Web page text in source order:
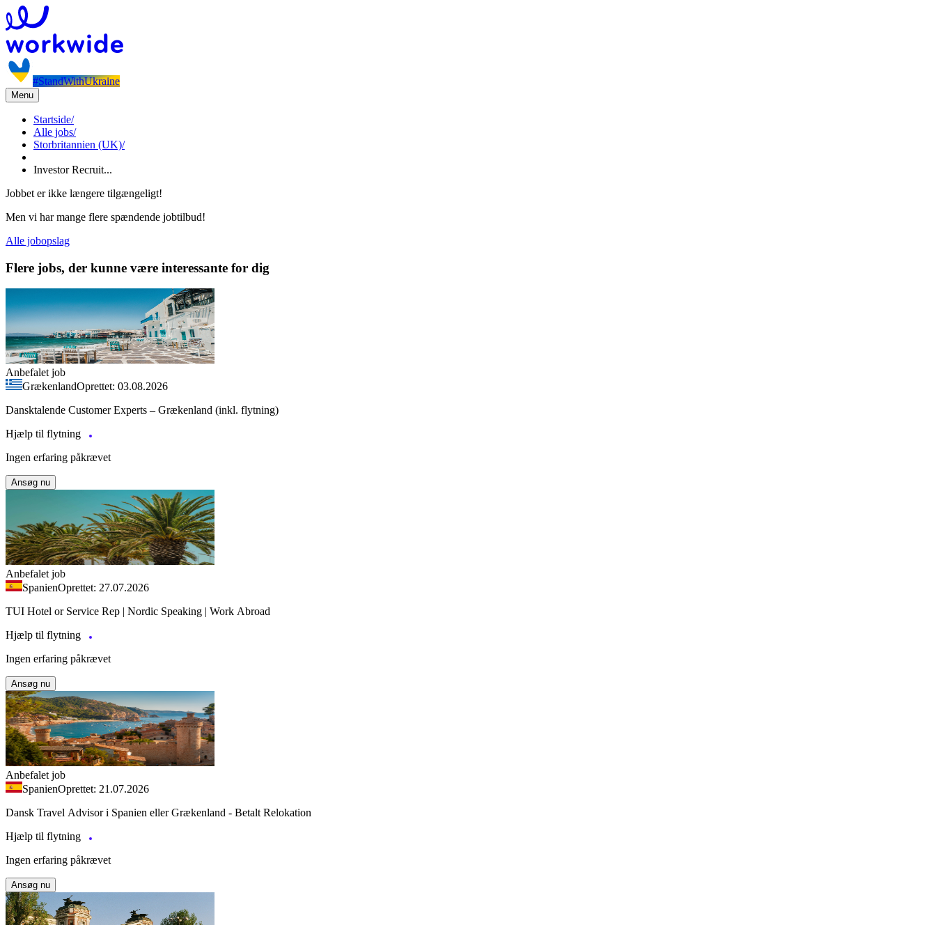
#StandWithUkraine
Menu
Startside/
Alle jobs/
Storbritannien (UK)/
Investor Recruit...
Jobbet er ikke længere tilgængeligt!
Men vi har mange flere spændende jobtilbud!
Alle jobopslag
Flere jobs, der kunne være interessante for dig
Anbefalet job
GrækenlandOprettet: 03.08.2026
Dansktalende Customer Experts – Grækenland (inkl. flytning)
Hjælp til flytning
Ingen erfaring påkrævet
Ansøg nu
Anbefalet job
SpanienOprettet: 27.07.2026
TUI Hotel or Service Rep | Nordic Speaking | Work Abroad
Hjælp til flytning
Ingen erfaring påkrævet
Ansøg nu
Anbefalet job
SpanienOprettet: 21.07.2026
Dansk Travel Advisor i Spanien eller Grækenland - Betalt Relokation
Hjælp til flytning
Ingen erfaring påkrævet
Ansøg nu